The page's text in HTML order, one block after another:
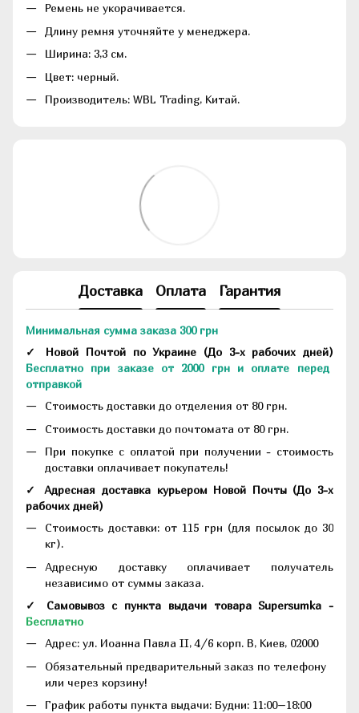
Ремень не укорачивается.
Длину ремня уточняйте у менеджера.
Ширина: 3,3 см.
Цвет: черный.
Производитель: WBL Trading, Китай.
Доставка Оплата Гарантия
Минимальная сумма заказа 300 грн
✓ Новой Почтой по Украине (До 3-х рабочих дней)
Бесплатно при заказе от 2000 грн и оплате перед
отправкой
Стоимость доставки до отделения от 80 грн.
Стоимость доставки до почтомата от 80 грн.
При покупке с оплатой при получении - стоимость
доставки оплачивает покупатель!
✓ Адресная доставка курьером Новой Почты (До 3-х
рабочих дней)
Стоимость доставки: от 115 грн (для посылок до 30
кг).
Адресную доставку оплачивает получатель
независимо от суммы заказа.
✓ Самовывоз с пункта выдачи товара Supersumka -
Бесплатно
Адрес: ул. Иоанна Павла II, 4/6 корп. В, Киев, 02000
Обязательный предварительный заказ по телефону
или через корзину!
График работы пункта выдачи: Будни: 11:00–18:00